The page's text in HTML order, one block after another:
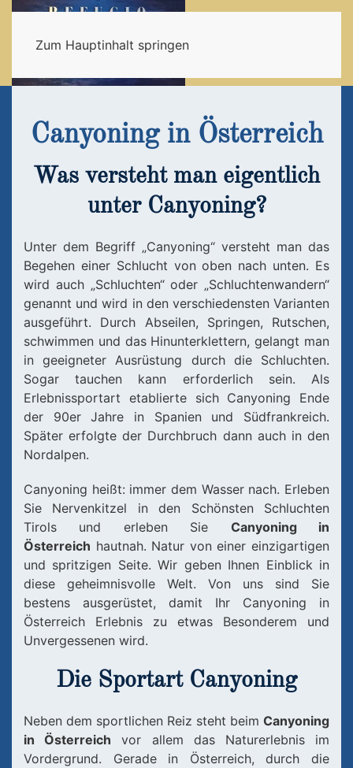
Zum Hauptinhalt springen
Canyoning in Österreich
Was versteht man eigentlich
unter Canyoning?
Unter dem Begriff „Canyoning“ versteht man das
Begehen einer Schlucht von oben nach unten. Es
wird auch „Schluchten“ oder „Schluchtenwandern“
genannt und wird in den verschiedensten Varianten
ausgeführt. Durch Abseilen, Springen, Rutschen,
schwimmen und das Hinunterklettern, gelangt man
in geeigneter Ausrüstung durch die Schluchten.
Sogar tauchen kann erforderlich sein. Als
Erlebnissportart etablierte sich Canyoning Ende
der 90er Jahre in Spanien und Südfrankreich.
Später erfolgte der Durchbruch dann auch in den
Nordalpen.
Canyoning heißt: immer dem Wasser nach. Erleben
Sie Nervenkitzel in den Schönsten Schluchten
Tirols und erleben Sie
Canyoning in
Österreich hautnah. Natur von einer einzigartigen
und spritzigen Seite. Wir geben Ihnen Einblick in
diese geheimnisvolle Welt. Von uns sind Sie
bestens ausgerüstet, damit Ihr Canyoning in
Österreich Erlebnis zu etwas Besonderem und
Unvergessenen wird.
Die Sportart Canyoning
Neben dem sportlichen Reiz steht beim Canyoning
in Österreich vor allem das Naturerlebnis im
Vordergrund. Gerade in Österreich, durch die